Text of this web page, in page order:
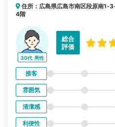
住所：広島県広島市南区段原南
4階
30代 男性
総合
評価
接客
雰囲気
清潔感
利便性